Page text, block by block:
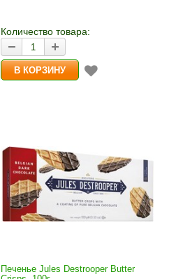
Количество товара:
Печенье Jules Destrooper Butter